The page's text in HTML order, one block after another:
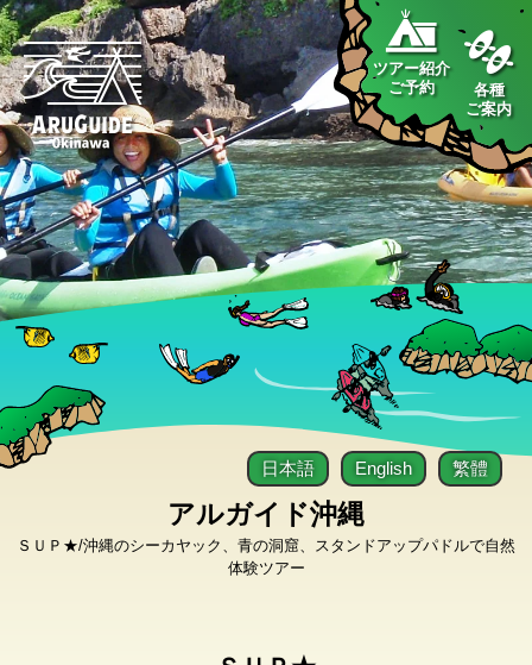
ツアー紹介
ご予約
各種
ご案内
アルガイド沖縄
ＳＵＰ★/沖縄のシーカヤック、青の洞窟、スタンドアップパドルで自然
体験ツアー
日本語 English 繁體